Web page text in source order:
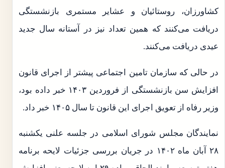
کشاورزان، روستائیان و عشایر مستمری بازنشستگی
دریافت می‌کنند که همین تعداد نیز در آستانه سال جدید
عیدی دریافت می‌کنند.
در حالی که سازمان تامین اجتماعی پیشتر از اجرای قانون
افزایش سن بازنشستگی از فروردین ۱۴۰۳ خبر داده بود،
وزیر رفاه از تعویق اجرای این قانون تا سال ۱۴۰۵ خبر داد.
نمایندگان مجلس شورای اسلامی در جلسه علنی یکشنبه
۲۸ آبان ماه ۱۴۰۲ در جریان بررسی جزئیات لایحه برنامه